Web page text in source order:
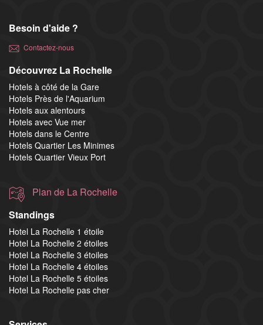
Besoin d'aide ?
Contactez-nous
Découvrez La Rochelle
Hotels à côté de la Gare
Hotels Près de l'Aquarium
Hotels aux alentours
Hotels avec Vue mer
Hotels dans le Centre
Hotels Quartier Les Minimes
Hotels Quartier Vieux Port
Plan de La Rochelle
Standings
Hotel La Rochelle 1 étoile
Hotel La Rochelle 2 étoiles
Hotel La Rochelle 3 étoiles
Hotel La Rochelle 4 étoiles
Hotel La Rochelle 5 étoiles
Hotel La Rochelle pas cher